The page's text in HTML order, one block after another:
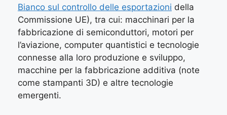
Bianco sul controllo delle esportazioni della
Commissione UE), tra cui: macchinari per la
fabbricazione di semiconduttori, motori per
l’aviazione, computer quantistici e tecnologie
connesse alla loro produzione e sviluppo,
macchine per la fabbricazione additiva (note
come stampanti 3D) e altre tecnologie
emergenti.